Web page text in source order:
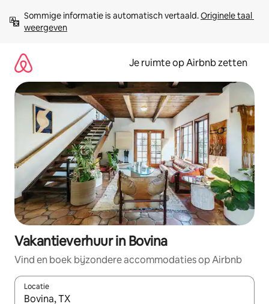
direct
naar
Sommige informatie is automatisch vertaald. Originele taal
weergeven
Je ruimte op Airbnb zetten
Vakantieverhuur in Bovina
Vind en boek bijzondere accommodaties op Airbnb
Locatie
Wanneer er suggesties beschikbaar zijn, maak je een keuze